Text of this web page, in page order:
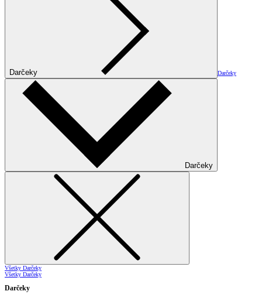
Darčeky Darčeky
Darčeky
Všetky Darčeky
Všetky Darčeky
Darčeky